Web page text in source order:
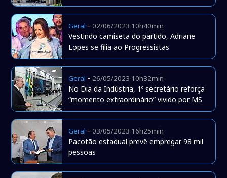
Geral -02/06/2023 10h40min
Vestindo camiseta do partido, Adriane
Lopes se filia ao Progressistas
Geral - 26/05/2023 10h32min
No Dia da Indústria, 1º secretário reforça
“momento extraordinário” vivido por MS
Geral -03/05/2023 16h25min
Pacotão estadual prevê empregar 98 mil
pessoas